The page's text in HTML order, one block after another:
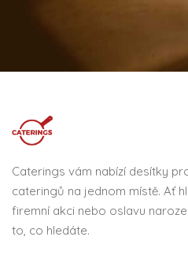
Caterings vám nabízí desítky
cateringů na jednom místě. Ať
firemní akci nebo oslavu
to, co hledáte.